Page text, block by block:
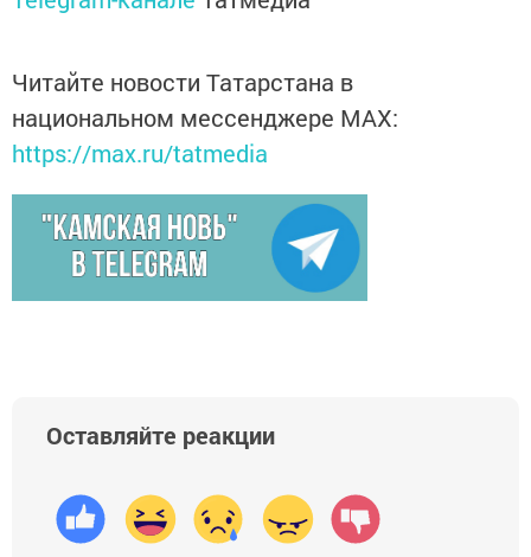
Читайте новости Татарстана в
национальном мессенджере MАХ:
https://max.ru/tatmedia
Оставляйте реакции